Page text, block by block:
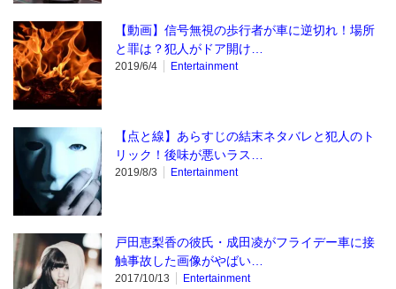
【動画】信号無視の歩行者が車に逆切れ！場所
と罪は？犯人がドア開け…
2019/6/4 Entertainment
【点と線】あらすじの結末ネタバレと犯人のト
リック！後味が悪いラス…
2019/8/3 Entertainment
戸田恵梨香の彼氏・成田凌がフライデー車に接
触事故した画像がやばい…
2017/10/13 Entertainment